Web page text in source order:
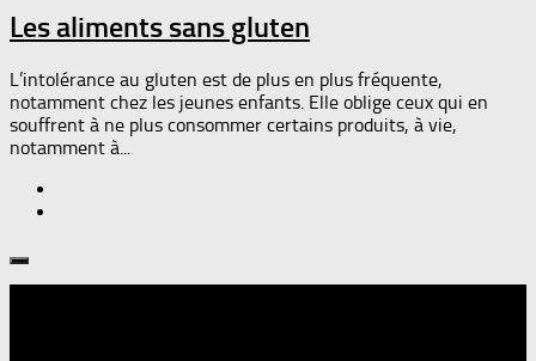
Les aliments sans gluten
L’intolérance au gluten est de plus en plus fréquente,
notamment chez les jeunes enfants. Elle oblige ceux qui en
souffrent à ne plus consommer certains produits, à vie,
notamment à...